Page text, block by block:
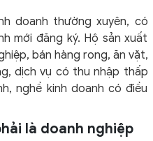
doanh thường xuyên, có
mới đăng ký. Hộ sản xuất
bán hàng rong, ăn vặt,
dịch vụ có thu nhập thấp
nghề kinh doanh có điều
là doanh nghiệp